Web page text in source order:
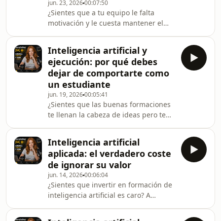
jun. 23, 202600:07:50
¿Sientes que a tu equipo le falta
motivación y le cuesta mantener el
profesionales cuando, en realidad, les
exigimos trabajar ocho horas en
espacios que fatigan y en salas de
reuniones donde nadie logra
concentrarse. Intentar pensar y
rendir en entornos ruidosos que
parecen un aeropuerto con mesas
agota mentalmente a las personas y
des
Inteligencia artificial y
ejecución: por qué debes
dejar de comportarte como
un estudiante
jun. 19, 202600:05:41
¿Sientes que las buenas formaciones
te llenan la cabeza de ideas pero te
más importante no es aprender a
usar nuevas herramientas, sino dejar
de tomar apuntes como un estudiante
para empezar a ejecutar como un
verdadero profesional. Mientras el
estudiante espera entenderlo todo
antes de moverse, el profesional
avanza por el cami
Inteligencia artificial
aplicada: el verdadero coste
de ignorar su valor
jun. 14, 202600:06:04
¿Sientes que invertir en formación de
inteligencia artificial es caro? A